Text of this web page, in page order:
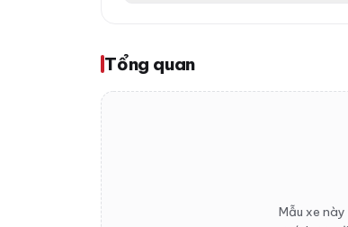
Tổng quan
Mẫu xe